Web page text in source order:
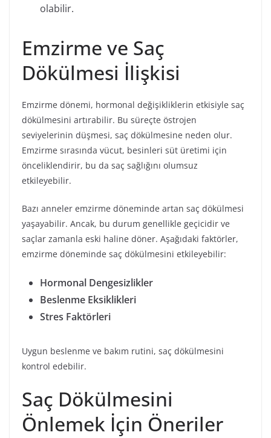
olabilir.
Emzirme ve Saç
Dökülmesi İlişkisi
Emzirme dönemi, hormonal değişikliklerin etkisiyle saç
dökülmesini artırabilir. Bu süreçte östrojen
seviyelerinin düşmesi, saç dökülmesine neden olur.
Emzirme sırasında vücut, besinleri süt üretimi için
önceliklendirir, bu da saç sağlığını olumsuz
etkileyebilir.
Bazı anneler emzirme döneminde artan saç dökülmesi
yaşayabilir. Ancak, bu durum genellikle geçicidir ve
saçlar zamanla eski haline döner. Aşağıdaki faktörler,
emzirme döneminde saç dökülmesini etkileyebilir:
Hormonal Dengesizlikler
Beslenme Eksiklikleri
Stres Faktörleri
Uygun beslenme ve bakım rutini, saç dökülmesini
kontrol edebilir.
Saç Dökülmesini
Önlemek İçin Öneriler